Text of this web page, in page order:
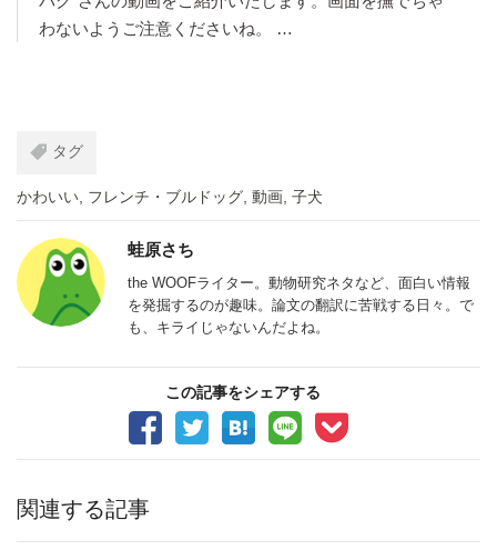
わないようご注意くださいね。 …
タグ
かわいい フレンチ・ブルドッグ 動画 子犬
蛙原さち
the WOOFライター。動物研究ネタなど、面白い情報
を発掘するのが趣味。論文の翻訳に苦戦する日々。で
も、キライじゃないんだよね。
この記事をシェアする
関連する記事